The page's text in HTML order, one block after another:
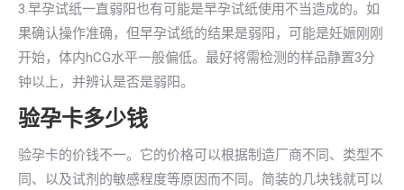
3.早孕试纸一直弱阳也有可能是早孕试纸使用不当造成的。如
果确认操作准确，但早孕试纸的结果是弱阳，可能是妊娠刚刚
开始，体内hCG水平一般偏低。最好将需检测的样品静置3分
钟以上，并辨认是否是弱阳。
验孕卡多少钱
验孕卡的价钱不一。它的价格可以根据制造厂商不同、类型不
同、以及试剂的敏感程度等原因而不同。简装的几块钱就可以